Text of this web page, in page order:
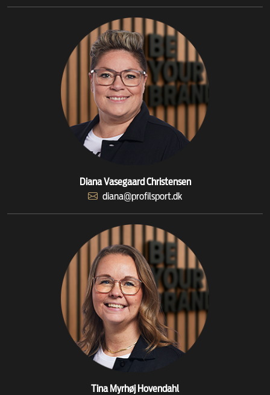
Diana Vasegaard Christensen
diana@profilsport.dk
Tina Myrhøj Hovendahl